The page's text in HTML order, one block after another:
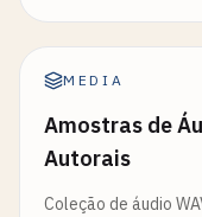
MEDIA
Amostras de
Autorais
Coleção de áudio